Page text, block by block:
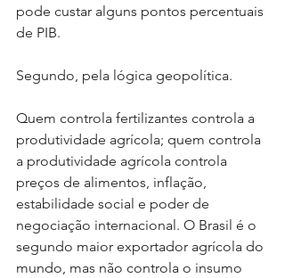
pode custar alguns pontos percentuais
de PIB.
Segundo, pela lógica geopolítica.
Quem controla fertilizantes controla a
produtividade agrícola; quem controla
a produtividade agrícola controla
preços de alimentos, inflação,
estabilidade social e poder de
negociação internacional. O Brasil é o
segundo maior exportador agrícola do
mundo, mas não controla o insumo